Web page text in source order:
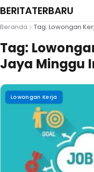
BERITATERBARU
Beranda Tag: Lowongan
Tag:
Jaya Minggu
Lowongan Kerja